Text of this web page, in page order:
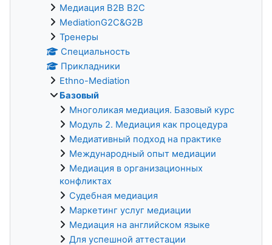
Медиация B2B B2C
MediationG2C&G2B
Тренеры
Специальность
Прикладники
Ethno-Mediation
Базовый
Многоликая медиация. Базовый курс
Модуль 2. Медиация как процедура
Медиативный подход на практике
Международный опыт медиации
Медиация в организационных
конфликтах
Судебная медиация
Маркетинг услуг медиации
Медиация на английском языке
Для успешной аттестации